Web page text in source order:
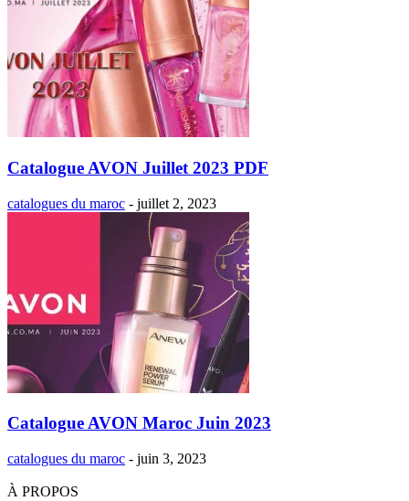
Catalogue AVON Juillet 2023 PDF
catalogues du maroc - juillet 2, 2023
Catalogue AVON Maroc Juin 2023
catalogues du maroc - juin 3, 2023
À PROPOS